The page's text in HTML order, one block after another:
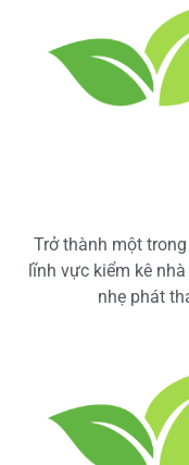
Trở thành một
lĩnh vực kiểm kê
nhẹ phát